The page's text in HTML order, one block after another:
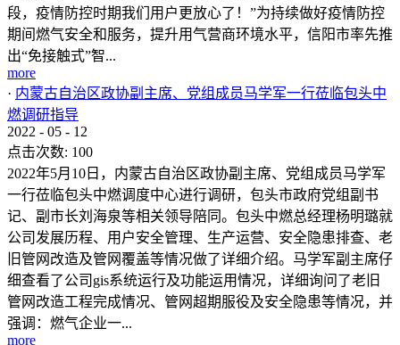
段，疫情防控时期我们用户更放心了！”为持续做好疫情防控
期间燃气安全和服务，提升用气营商环境水平，信阳市率先推
出“免接触式”智...
more
· 内蒙古自治区政协副主席、党组成员马学军一行莅临包头中
燃调研指导
2022 - 05 - 12
点击次数: 100
2022年5月10日，内蒙古自治区政协副主席、党组成员马学军
一行莅临包头中燃调度中心进行调研，包头市政府党组副书
记、副市长刘海泉等相关领导陪同。包头中燃总经理杨明璐就
公司发展历程、用户安全管理、生产运营、安全隐患排查、老
旧管网改造及管网覆盖等情况做了详细介绍。马学军副主席仔
细查看了公司gis系统运行及功能运用情况，详细询问了老旧
管网改造工程完成情况、管网超期服役及安全隐患等情况，并
强调：燃气企业一...
more